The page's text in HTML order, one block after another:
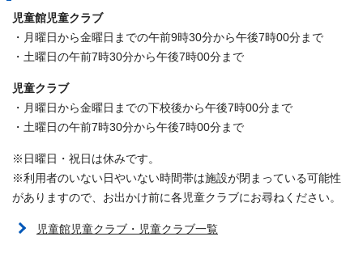
児童館児童クラブ
・月曜日から金曜日までの午前9時30分から午後7時00分まで
・土曜日の午前7時30分から午後7時00分まで
児童クラブ
・月曜日から金曜日までの下校後から午後7時00分まで
・土曜日の午前7時30分から午後7時00分まで
※日曜日・祝日は休みです。
※利用者のいない日やいない時間帯は施設が閉まっている可能性
がありますので、お出かけ前に各児童クラブにお尋ねください。
児童館児童クラブ・児童クラブ一覧